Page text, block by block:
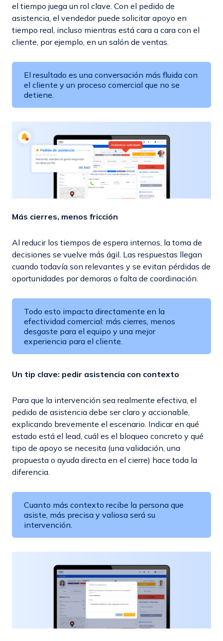
el tiempo juega un rol clave. Con el pedido de
asistencia, el vendedor puede solicitar apoyo en
tiempo real, incluso mientras está cara a cara con el
cliente, por ejemplo, en un salón de ventas.
El resultado es una conversación más fluida con
el cliente y un proceso comercial que no se
detiene.
Más cierres, menos fricción
Al reducir los tiempos de espera internos, la toma de
decisiones se vuelve más ágil. Las respuestas llegan
cuando todavía son relevantes y se evitan pérdidas de
oportunidades por demoras o falta de coordinación.
Todo esto impacta directamente en la
efectividad comercial: más cierres, menos
desgaste para el equipo y una mejor
experiencia para el cliente.
Un tip clave: pedir asistencia con contexto
Para que la intervención sea realmente efectiva, el
pedido de asistencia debe ser claro y accionable,
explicando brevemente el escenario. Indicar en qué
estado está el lead, cuál es el bloqueo concreto y qué
tipo de apoyo se necesita (una validación, una
propuesta o ayuda directa en el cierre) hace toda la
diferencia.
Cuanto más contexto recibe la persona que
asiste, más precisa y valiosa será su
intervención.